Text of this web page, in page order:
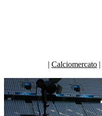
| Calciomercato |